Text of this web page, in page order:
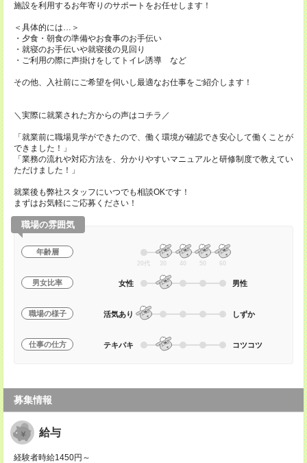
施設を利用するお年寄りのサポートをお任せします！
＜具体的には…＞
・夕食・朝食の準備やお食事のお手伝い
・就寝のお手伝いや就寝後の見回り
・ご利用の際に声掛けをしてトイレ誘導 など
その他、入社前にご希望を伺いし最適なお仕事をご紹介します！
＼実際に就業された方からの声はコチラ／
「就業前に職場見学ができたので、働く環境が確認でき安心して働くことが
できました！」
「業務の流れや対応方法を、分かりやすいマニュアルと研修制度で教えてい
ただけました！」
就業後も弊社スタッフにいつでも相談OKです！
まずはお気軽にご応募ください！
職場の雰囲気
年齢層
20代 30 40 50 60
男女比率 女性 男性
職場の様子 活気あり しずか
仕事の仕方 テキパキ コツコツ
募集情報
給与
経験者時給1450円～